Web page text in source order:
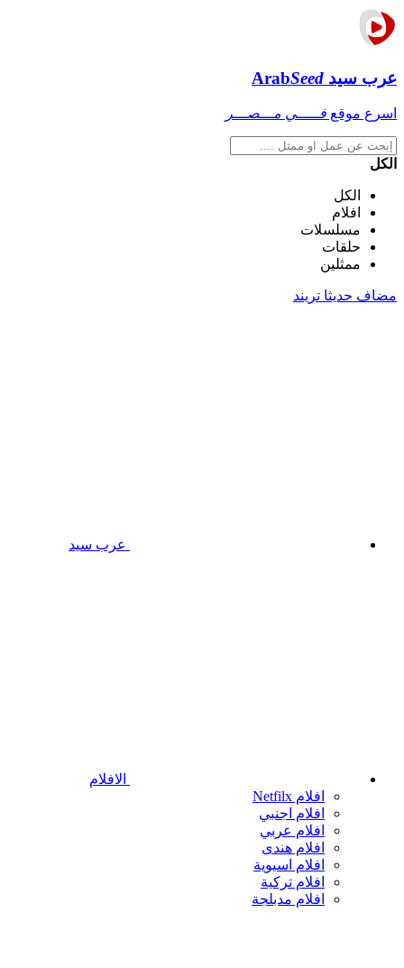
عرب سيد ArabSeed
اسرع موقع فـــــي مـــصـــر
الكل
الكل
افلام
مسلسلات
حلقات
ممثلين
مضاف حديثا تريند
عرب سيد
الافلام
افلام Netfilx
افلام اجنبي
افلام عربي
افلام هندى
افلام اسيوية
افلام تركية
افلام مدبلجة